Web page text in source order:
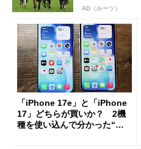
AD（ルーツ）
「iPhone 17e」と「iPhone
17」どちらが買いか？ 2機
種を使い込んで分かった“ス